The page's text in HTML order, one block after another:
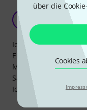
über die
Cookies
Absolut TOP
Ich verwende die
Einsätze dichten in
Mit diesen klappt
Satter Bass im Ohr,
Ich bin begeistert.